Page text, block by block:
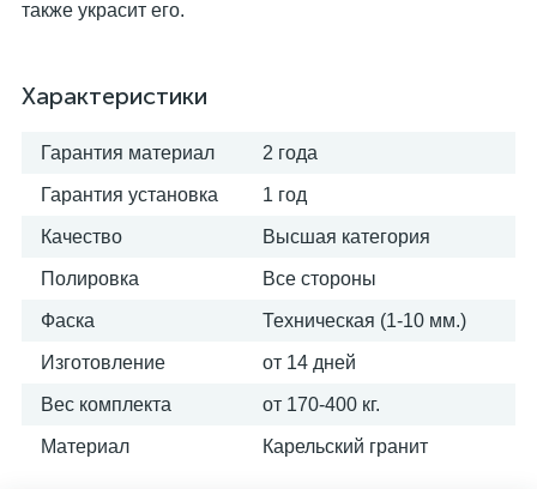
также украсит его.
Характеристики
Гарантия материал 2 года
Гарантия установка 1 год
Качество Высшая категория
Полировка Все стороны
Фаска Техническая (1-10 мм.)
Изготовление от 14 дней
Вес комплекта от 170-400 кг.
Материал Карельский гранит